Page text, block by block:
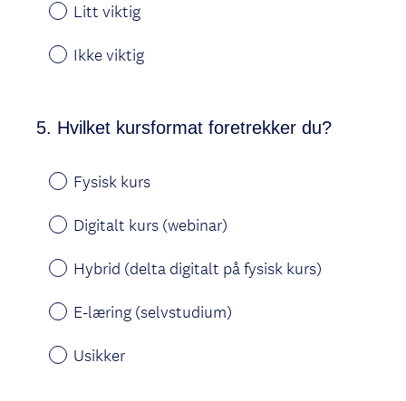
Litt viktig
Ikke viktig
Question
5. Hvilket kursformat foretrekker du?
Fysisk kurs
Digitalt kurs (webinar)
Hybrid (delta digitalt på fysisk kurs)
E-læring (selvstudium)
Usikker